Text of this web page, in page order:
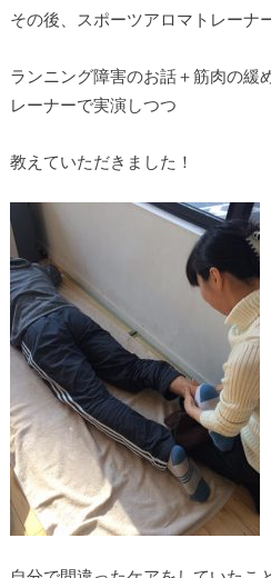
その後、スポーツアロマトレーナ
ランニング障害のお話＋筋肉の緩
レーナーで実演しつつ
教えていただきました！